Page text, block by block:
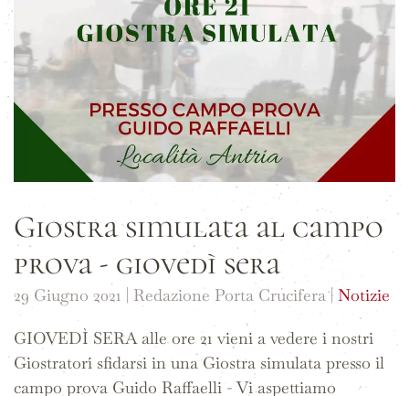
Giostra simulata al campo
prova - giovedì sera
29 Giugno 2021 | Redazione Porta Crucifera | Notizie
GIOVEDÌ SERA alle ore 21 vieni a vedere i nostri
Giostratori sfidarsi in una Giostra simulata presso il
campo prova Guido Raffaelli - Vi aspettiamo